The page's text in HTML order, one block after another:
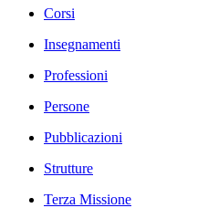
Corsi
Insegnamenti
Professioni
Persone
Pubblicazioni
Strutture
Terza Missione